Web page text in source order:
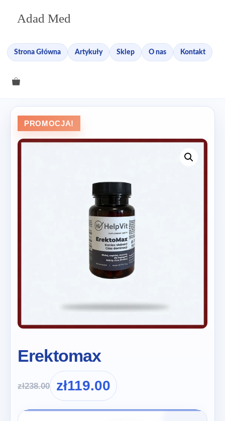
Adad Med
Strona Główna Artykuły Sklep O nas Kontakt
PROMOCJA!
Erektomax
zł238.00 zł119.00